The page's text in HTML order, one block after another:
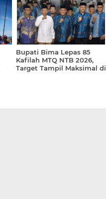
Bupati Bima Lepas 85
Kafilah MTQ NTB 2026,
Target Tampil Maksimal di